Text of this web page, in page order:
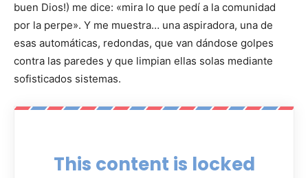
buen Dios!) me dice: «mira lo que pedí a la comunidad
por la perpe». Y me muestra… una aspiradora, una de
esas automáticas, redondas, que van dándose golpes
contra las paredes y que limpian ellas solas mediante
sofisticados sistemas.
This content is locked